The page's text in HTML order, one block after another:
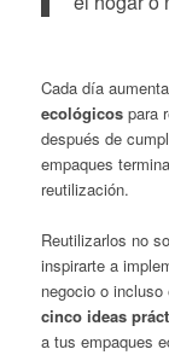
Cada día
ecológicospara
después de
empaques
reutilización.
Reutilizarlos no
inspirarte a
negocio o
cinco ideas
a tus empaques